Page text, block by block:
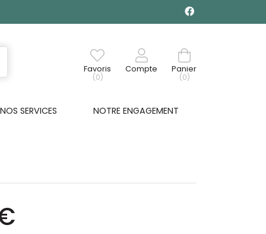
Favoris
(0)
Compte
Panier
(0)
NOS SERVICES NOTRE ENGAGEMENT